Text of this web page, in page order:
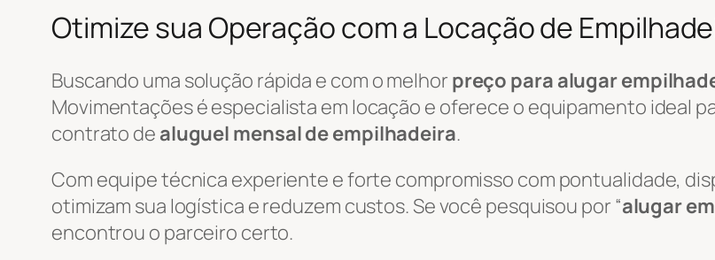
Otimize sua Operação com a Locação de
Buscando uma solução rápida e com o melhor preço para alugar
Movimentações é especialista em locação e oferece o equipamento ideal
contrato de aluguel mensal de empilhadeira.
Com equipe técnica experiente e forte compromisso com pontualidade,
otimizam sua logística e reduzem custos. Se você pesquisou por “alugar
encontrou o parceiro certo.